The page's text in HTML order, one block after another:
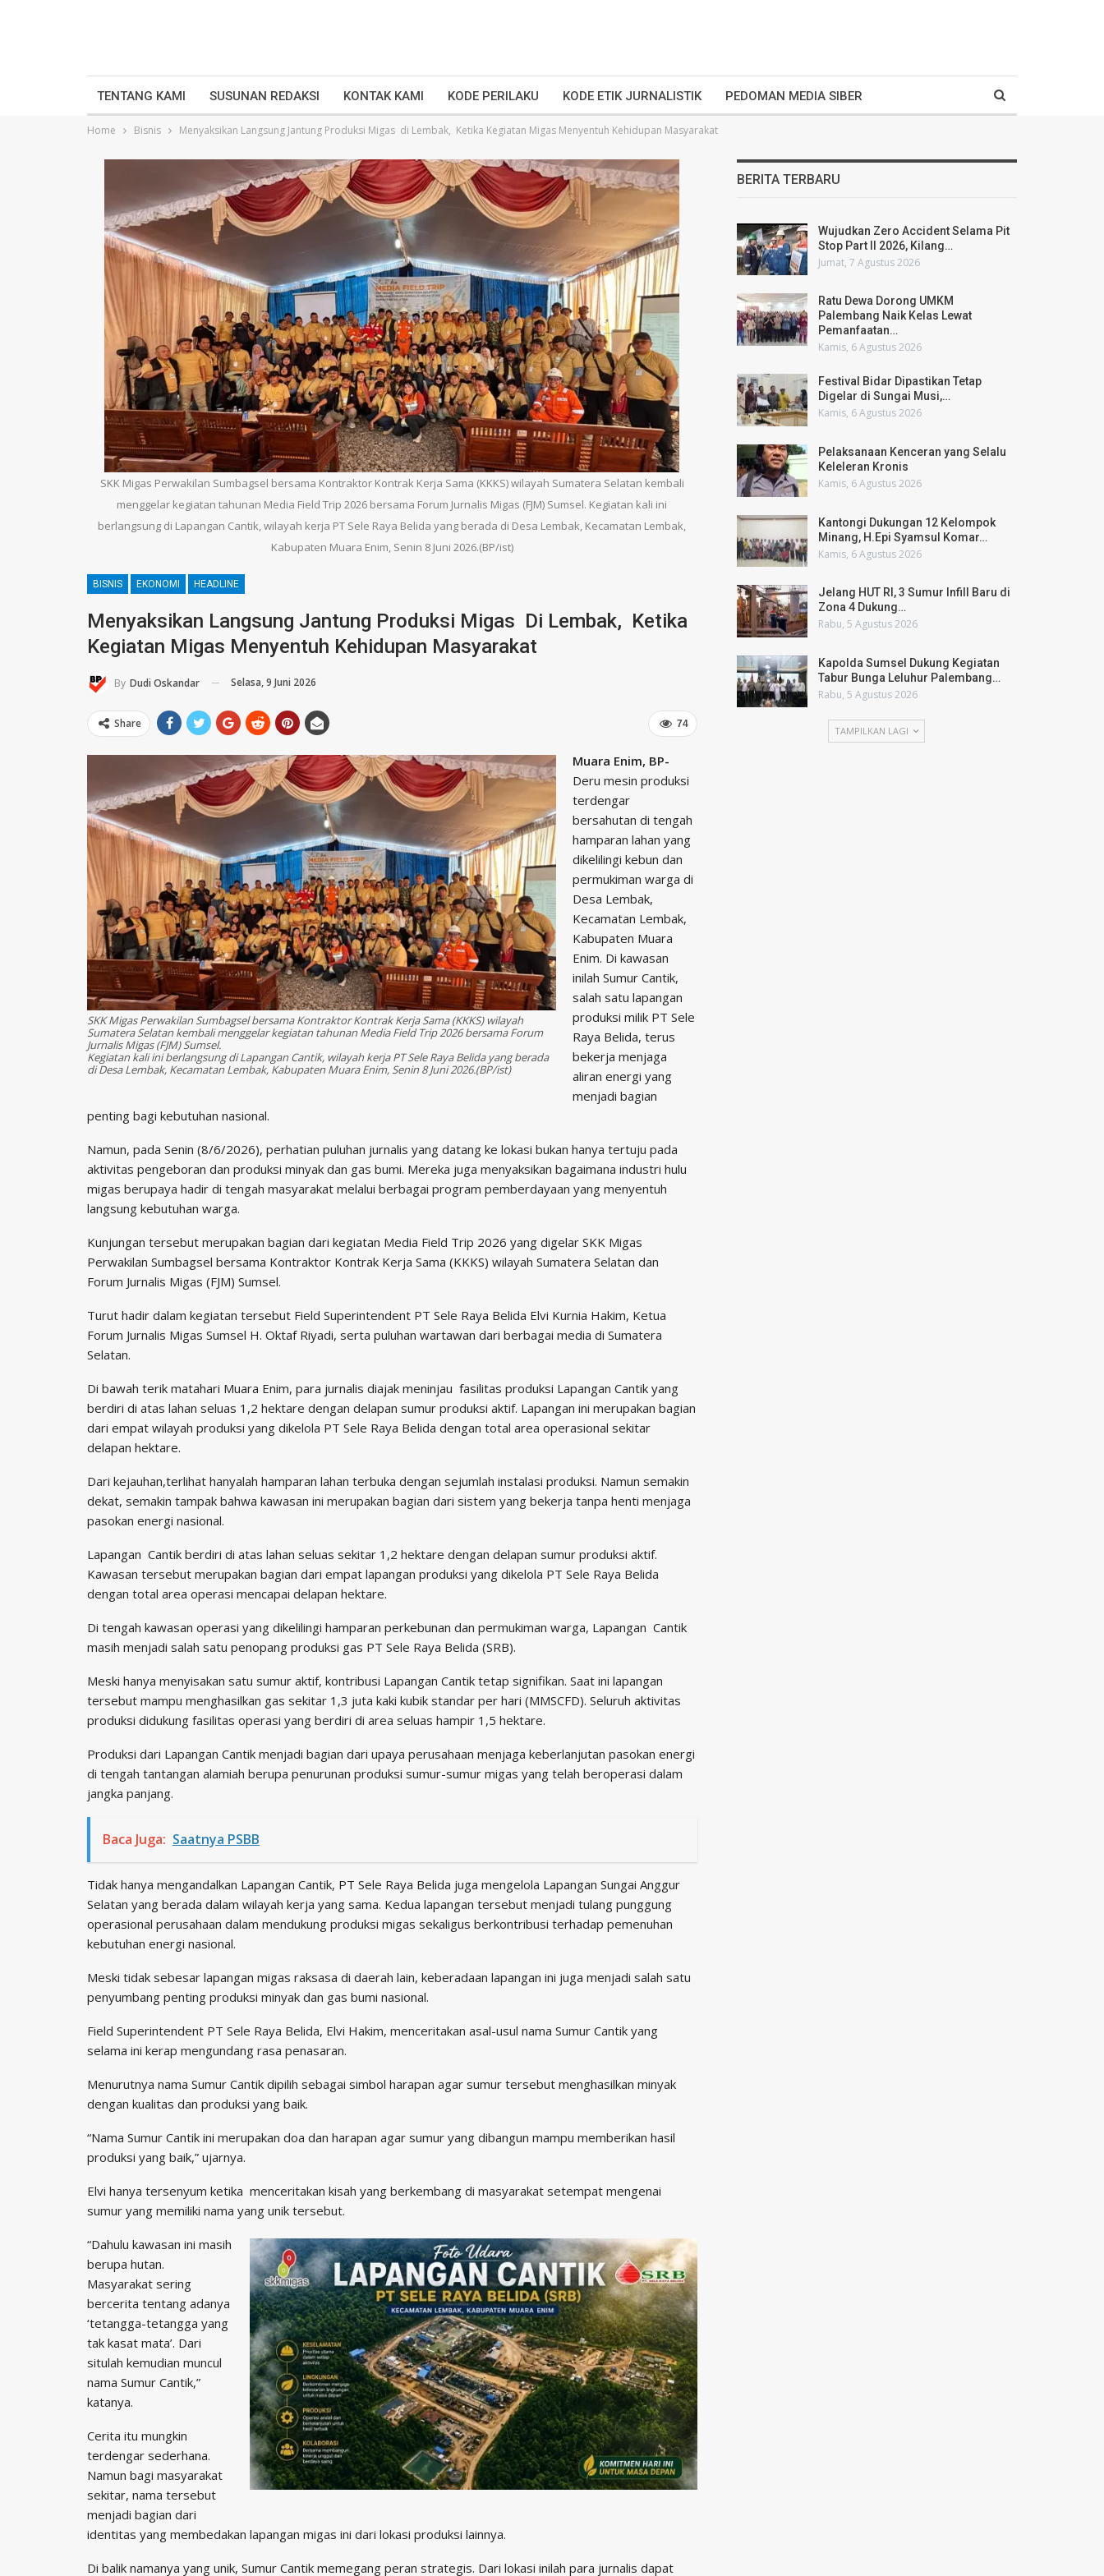
TENTANG KAMI SUSUNAN REDAKSI KONTAK KAMI KODE PERILAKU KODE ETIK JURNALISTIK PEDOMAN MEDIA SIBER
Home Bisnis Menyaksikan Langsung Jantung Produksi Migas di Lembak, Ketika Kegiatan Migas Menyentuh Kehidupan Masyarakat
SKK Migas Perwakilan Sumbagsel bersama Kontraktor Kontrak Kerja Sama (KKKS) wilayah Sumatera Selatan kembali
menggelar kegiatan tahunan Media Field Trip 2026 bersama Forum Jurnalis Migas (FJM) Sumsel. Kegiatan kali ini
berlangsung di Lapangan Cantik, wilayah kerja PT Sele Raya Belida yang berada di Desa Lembak, Kecamatan Lembak,
Kabupaten Muara Enim, Senin 8 Juni 2026.(BP/ist)
BISNIS EKONOMI HEADLINE
Menyaksikan Langsung Jantung Produksi Migas Di Lembak, Ketika
Kegiatan Migas Menyentuh Kehidupan Masyarakat
By Dudi Oskandar Selasa, 9 Juni 2026
74
Share
SKK Migas Perwakilan Sumbagsel bersama Kontraktor Kontrak Kerja Sama (KKKS) wilayah
Sumatera Selatan kembali menggelar kegiatan tahunan Media Field Trip 2026 bersama Forum
Jurnalis Migas (FJM) Sumsel.
Kegiatan kali ini berlangsung di Lapangan Cantik, wilayah kerja PT Sele Raya Belida yang berada
di Desa Lembak, Kecamatan Lembak, Kabupaten Muara Enim, Senin 8 Juni 2026.(BP/ist)
Muara Enim, BP-
Deru mesin produksi
terdengar
bersahutan di tengah
hamparan lahan yang
dikelilingi kebun dan
permukiman warga di
Desa Lembak,
Kecamatan Lembak,
Kabupaten Muara
Enim. Di kawasan
inilah Sumur Cantik,
salah satu lapangan
produksi milik PT Sele
Raya Belida, terus
bekerja menjaga
aliran energi yang
menjadi bagian
penting bagi kebutuhan nasional.
Namun, pada Senin (8/6/2026), perhatian puluhan jurnalis yang datang ke lokasi bukan hanya tertuju pada
aktivitas pengeboran dan produksi minyak dan gas bumi. Mereka juga menyaksikan bagaimana industri hulu
migas berupaya hadir di tengah masyarakat melalui berbagai program pemberdayaan yang menyentuh
langsung kebutuhan warga.
Kunjungan tersebut merupakan bagian dari kegiatan Media Field Trip 2026 yang digelar SKK Migas
Perwakilan Sumbagsel bersama Kontraktor Kontrak Kerja Sama (KKKS) wilayah Sumatera Selatan dan
Forum Jurnalis Migas (FJM) Sumsel.
Turut hadir dalam kegiatan tersebut Field Superintendent PT Sele Raya Belida Elvi Kurnia Hakim, Ketua
Forum Jurnalis Migas Sumsel H. Oktaf Riyadi, serta puluhan wartawan dari berbagai media di Sumatera
Selatan.
Di bawah terik matahari Muara Enim, para jurnalis diajak meninjau fasilitas produksi Lapangan Cantik yang
berdiri di atas lahan seluas 1,2 hektare dengan delapan sumur produksi aktif. Lapangan ini merupakan bagian
dari empat wilayah produksi yang dikelola PT Sele Raya Belida dengan total area operasional sekitar
delapan hektare.
Dari kejauhan,terlihat hanyalah hamparan lahan terbuka dengan sejumlah instalasi produksi. Namun semakin
dekat, semakin tampak bahwa kawasan ini merupakan bagian dari sistem yang bekerja tanpa henti menjaga
pasokan energi nasional.
Lapangan Cantik berdiri di atas lahan seluas sekitar 1,2 hektare dengan delapan sumur produksi aktif.
Kawasan tersebut merupakan bagian dari empat lapangan produksi yang dikelola PT Sele Raya Belida
dengan total area operasi mencapai delapan hektare.
Di tengah kawasan operasi yang dikelilingi hamparan perkebunan dan permukiman warga, Lapangan Cantik
masih menjadi salah satu penopang produksi gas PT Sele Raya Belida (SRB).
Meski hanya menyisakan satu sumur aktif, kontribusi Lapangan Cantik tetap signifikan. Saat ini lapangan
tersebut mampu menghasilkan gas sekitar 1,3 juta kaki kubik standar per hari (MMSCFD). Seluruh aktivitas
produksi didukung fasilitas operasi yang berdiri di area seluas hampir 1,5 hektare.
Produksi dari Lapangan Cantik menjadi bagian dari upaya perusahaan menjaga keberlanjutan pasokan energi
di tengah tantangan alamiah berupa penurunan produksi sumur-sumur migas yang telah beroperasi dalam
jangka panjang.
Baca Juga: Saatnya PSBB
Tidak hanya mengandalkan Lapangan Cantik, PT Sele Raya Belida juga mengelola Lapangan Sungai Anggur
Selatan yang berada dalam wilayah kerja yang sama. Kedua lapangan tersebut menjadi tulang punggung
operasional perusahaan dalam mendukung produksi migas sekaligus berkontribusi terhadap pemenuhan
kebutuhan energi nasional.
Meski tidak sebesar lapangan migas raksasa di daerah lain, keberadaan lapangan ini juga menjadi salah satu
penyumbang penting produksi minyak dan gas bumi nasional.
Field Superintendent PT Sele Raya Belida, Elvi Hakim, menceritakan asal-usul nama Sumur Cantik yang
selama ini kerap mengundang rasa penasaran.
Menurutnya nama Sumur Cantik dipilih sebagai simbol harapan agar sumur tersebut menghasilkan minyak
dengan kualitas dan produksi yang baik.
“Nama Sumur Cantik ini merupakan doa dan harapan agar sumur yang dibangun mampu memberikan hasil
produksi yang baik,” ujarnya.
Elvi hanya tersenyum ketika menceritakan kisah yang berkembang di masyarakat setempat mengenai
sumur yang memiliki nama yang unik tersebut.
“Dahulu kawasan ini masih
berupa hutan.
Masyarakat sering
bercerita tentang adanya
‘tetangga-tetangga yang
tak kasat mata’. Dari
situlah kemudian muncul
nama Sumur Cantik,”
katanya.
Cerita itu mungkin
terdengar sederhana.
Namun bagi masyarakat
sekitar, nama tersebut
menjadi bagian dari
identitas yang membedakan lapangan migas ini dari lokasi produksi lainnya.
Di balik namanya yang unik, Sumur Cantik memegang peran strategis. Dari lokasi inilah para jurnalis dapat
BERITA TERBARU
Wujudkan Zero Accident Selama Pit
Stop Part II 2026, Kilang…
Jumat, 7 Agustus 2026
Ratu Dewa Dorong UMKM
Palembang Naik Kelas Lewat
Pemanfaatan…
Kamis, 6 Agustus 2026
Festival Bidar Dipastikan Tetap
Digelar di Sungai Musi,…
Kamis, 6 Agustus 2026
Pelaksanaan Kenceran yang Selalu
Keleleran Kronis
Kamis, 6 Agustus 2026
Kantongi Dukungan 12 Kelompok
Minang, H.Epi Syamsul Komar…
Kamis, 6 Agustus 2026
Jelang HUT RI, 3 Sumur Infill Baru di
Zona 4 Dukung…
Rabu, 5 Agustus 2026
Kapolda Sumsel Dukung Kegiatan
Tabur Bunga Leluhur Palembang…
Rabu, 5 Agustus 2026
TAMPILKAN LAGI